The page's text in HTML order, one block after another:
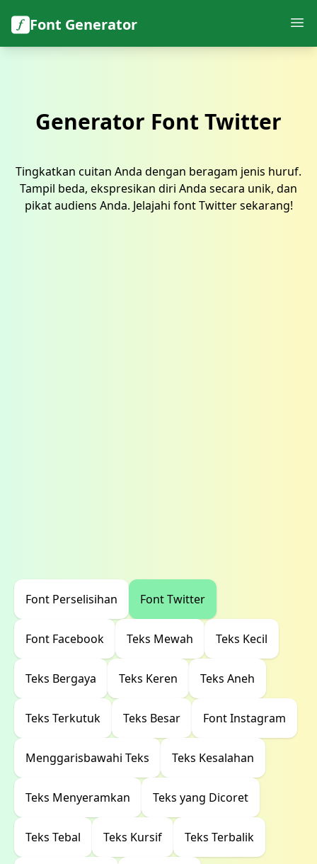
Font Generator
Generator Font Twitter
Tingkatkan cuitan Anda dengan beragam jenis huruf.
Tampil beda, ekspresikan diri Anda secara unik, dan
pikat audiens Anda. Jelajahi font Twitter sekarang!
Font Perselisihan Font Twitter
Font Facebook Teks Mewah Teks Kecil
Teks Bergaya Teks Keren Teks Aneh
Teks Terkutuk Teks Besar Font Instagram
Menggarisbawahi Teks Teks Kesalahan
Teks Menyeramkan Teks yang Dicoret
Teks Tebal Teks Kursif Teks Terbalik